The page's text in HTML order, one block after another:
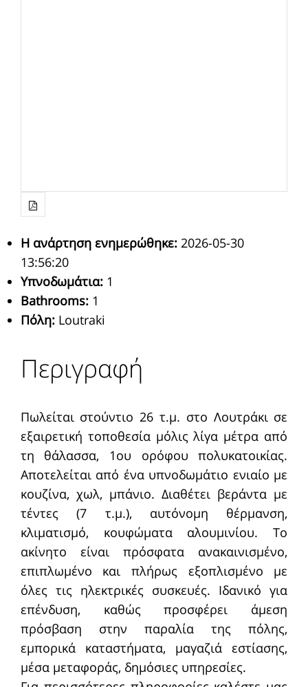
Η ανάρτηση ενημερώθηκε: 2026-05-30
13:56:20
Υπνοδωμάτια: 1
Bathrooms: 1
Πόλη: Loutraki
Περιγραφή
Πωλείται στούντιο 26 τ.μ. στο Λουτράκι σε
εξαιρετική τοποθεσία μόλις λίγα μέτρα από
τη θάλασσα, 1ου ορόφου πολυκατοικίας.
Αποτελείται από ένα υπνοδωμάτιο ενιαίο με
κουζίνα, χωλ, μπάνιο. Διαθέτει βεράντα με
τέντες (7 τ.μ.), αυτόνομη θέρμανση,
κλιματισμό, κουφώματα αλουμινίου. Το
ακίνητο είναι πρόσφατα ανακαινισμένο,
επιπλωμένο και πλήρως εξοπλισμένο με
όλες τις ηλεκτρικές συσκευές. Ιδανικό για
επένδυση, καθώς προσφέρει άμεση
πρόσβαση στην παραλία της πόλης,
εμπορικά καταστήματα, μαγαζιά εστίασης,
μέσα μεταφοράς, δημόσιες υπηρεσίες.